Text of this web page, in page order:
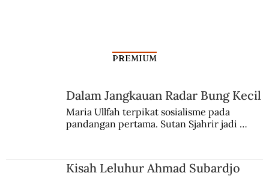
Orang Indonesia Jadi Agen OSS
PREMIUM
Dalam Jangkauan Radar Bung Kecil
Maria Ullfah terpikat sosialisme pada
pandangan pertama. Sutan Sjahrir jadi
Kisah Leluhur Ahmad Subardjo